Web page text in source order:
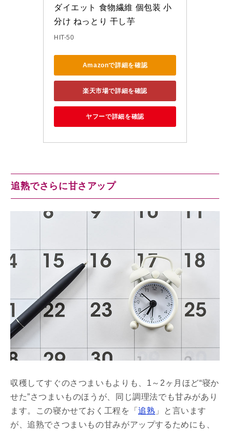
ダイエット 食物繊維 個包装 小
分け ねっとり 干し芋
HIT-50
Amazonで詳細を確認
楽天市場で詳細を確認
ヤフーで詳細を確認
追熟でさらに甘さアップ
収穫してすぐのさつまいもよりも、1～2ヶ月ほど“寝か
せた”さつまいものほうが、同じ調理法でも甘みがあり
ます。この寝かせておく工程を「追熟 」と言います
が、追熟でさつまいもの甘みがアップするためにも、